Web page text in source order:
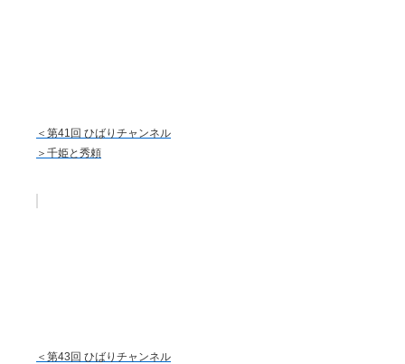
＜第41回 ひばりチャンネル
＞千姫と秀頼
＜第43回 ひばりチャンネル